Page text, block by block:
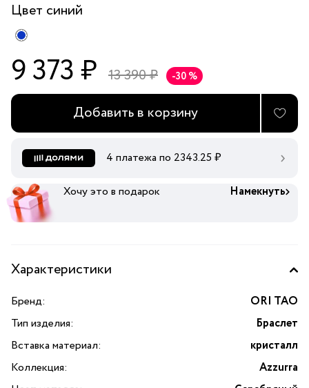
Цвет синий
9 373 ₽ 13 390 ₽ -30 %
Добавить в корзину
4 платежа по 2343.25 ₽
Хочу это в подарок Намекнуть
Характеристики
Бренд:
ORI TAO
Тип изделия:
Браслет
Вставка материал:
кристалл
Коллекция:
Azzurra